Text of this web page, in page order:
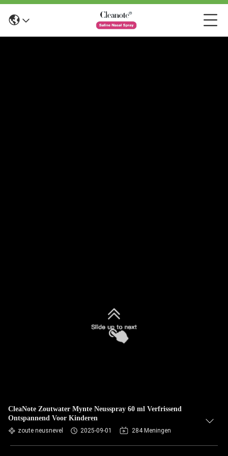
CleaNote Zoutwater Mynte Neusspray 60 ml Verfrissend
Ontspannend Voor Kinderen
zoute neusnevel 2025-09-01 284 Meningen